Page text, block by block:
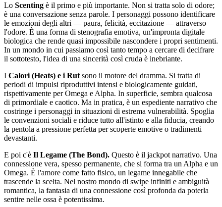
Lo Scenting è il primo e più importante. Non si tratta solo di odore;
è una conversazione senza parole. I personaggi possono identificare
le emozioni degli altri — paura, felicità, eccitazione — attraverso
l'odore. È una forma di stenografia emotiva, un'impronta digitale
biologica che rende quasi impossibile nascondere i propri sentimenti.
In un mondo in cui passiamo così tanto tempo a cercare di decifrare
il sottotesto, l'idea di una sincerità così cruda è inebriante.
I Calori (Heats) e i Rut sono il motore del dramma. Si tratta di
periodi di impulsi riproduttivi intensi e biologicamente guidati,
rispettivamente per Omega e Alpha. In superficie, sembra qualcosa
di primordiale e caotico. Ma in pratica, è un espediente narrativo che
costringe i personaggi in situazioni di estrema vulnerabilità. Spoglia
le convenzioni sociali e riduce tutto all'istinto e alla fiducia, creando
la pentola a pressione perfetta per scoperte emotive o tradimenti
devastanti.
E poi c'è Il Legame (The Bond). Questo è il jackpot narrativo. Una
connessione vera, spesso permanente, che si forma tra un Alpha e un
Omega. È l'amore come fatto fisico, un legame innegabile che
trascende la scelta. Nel nostro mondo di swipe infiniti e ambiguità
romantica, la fantasia di una connessione così profonda da poterla
sentire nelle ossa è potentissima.